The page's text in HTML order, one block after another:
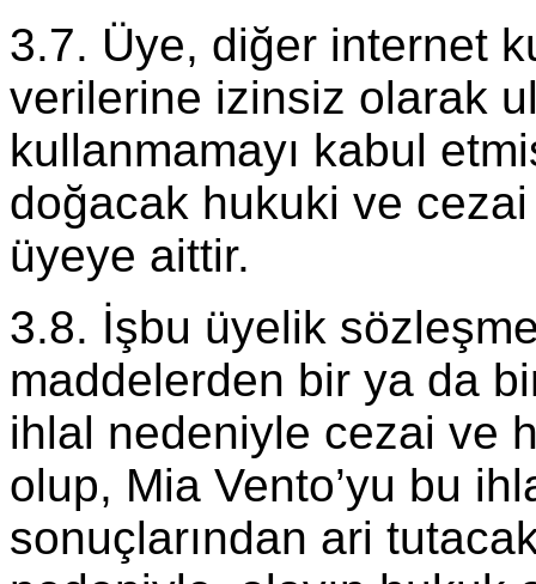
3.7. Üye, diğer internet
verilerine izinsiz olarak
kullanmamayı kabul
doğacak hukuki ve
üyeye aittir.
3.8. İşbu üyelik
maddelerden bir ya da
ihlal nedeniyle cezai ve
olup, Mia Vento’yu bu
sonuçlarından ari